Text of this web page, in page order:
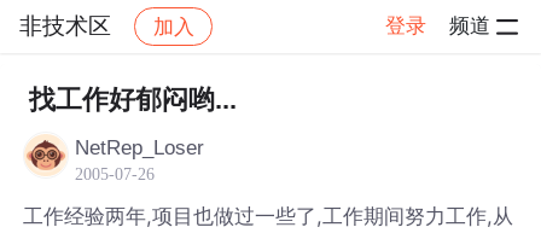
非技术区 加入 登录 频道
社区 非技术区
找工作好郁闷哟...
NetRep_Loser
2005-07-26
工作经验两年,项目也做过一些了,工作期间努力工作,从